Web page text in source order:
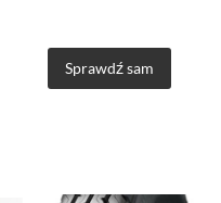
Sprawdź sam